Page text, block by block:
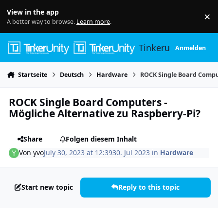
View in the app
A better way to browse. Learn more. ×
TinkerunityAnmelden
Startseite Deutsch Hardware ROCK Single Board
ROCK Single Board Computers -
Mögliche Alternative zu Raspberry-Pi?
Share
Folgen diesem Inhalt
VonyvoJuly 30, 2023 at 12:3930. Jul 2023 in Hardware
Start new topic Reply to this topic